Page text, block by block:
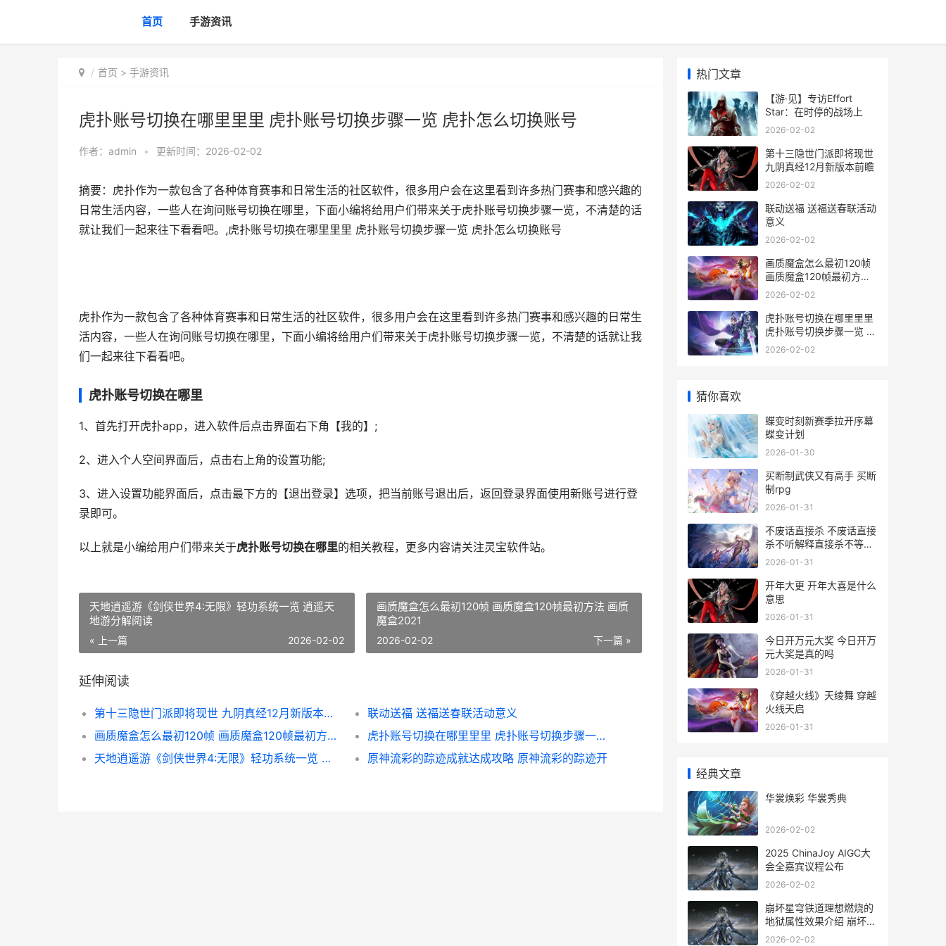
首页 手游资讯
首页 > 手游资讯
虎扑账号切换在哪里里里 虎扑账号切换步骤一览 虎扑怎么切换账号
作者： admin • 更新时间：2026-02-02
摘要：虎扑作为一款包含了各种体育赛事和日常生活的社区软件，很多用户会在这里看到许多热门赛事和感兴趣的
日常生活内容，一些人在询问账号切换在哪里，下面小编将给用户们带来关于虎扑账号切换步骤一览，不清楚的话
就让我们一起来往下看看吧。,虎扑账号切换在哪里里里 虎扑账号切换步骤一览 虎扑怎么切换账号
虎扑作为一款包含了各种体育赛事和日常生活的社区软件，很多用户会在这里看到许多热门赛事和感兴趣的日常生
活内容，一些人在询问账号切换在哪里，下面小编将给用户们带来关于虎扑账号切换步骤一览，不清楚的话就让我
们一起来往下看看吧。
虎扑账号切换在哪里
1、首先打开虎扑app，进入软件后点击界面右下角【我的】;
2、进入个人空间界面后，点击右上角的设置功能;
3、进入设置功能界面后，点击最下方的【退出登录】选项，把当前账号退出后，返回登录界面使用新账号进行登
录即可。
以上就是小编给用户们带来关于虎扑账号切换在哪里的相关教程，更多内容请关注灵宝软件站。
天地逍遥游《剑侠世界4:无限》轻功系统一览 逍遥天
地游分解阅读
« 上一篇 2026-02-02
画质魔盒怎么最初120帧 画质魔盒120帧最初方法 画质
魔盒2021
下一篇 »
2026-02-02
延伸阅读
第十三隐世门派即将现世 九阴真经12月新版本前瞻
联动送福 送福送春联活动意义
画质魔盒怎么最初120帧 画质魔盒120帧最初方法 画质魔盒2021
虎扑账号切换在哪里里里 虎扑账号切换步骤一览 虎扑怎么切换账号
天地逍遥游《剑侠世界4:无限》轻功系统一览 逍遥天地游分解阅读
原神流彩的踪迹成就达成攻略 原神流彩的踪迹开
热门文章
【游·见】专访Effort
Star：在时停的战场上
2026-02-02
第十三隐世门派即将现世
九阴真经12月新版本前瞻
2026-02-02
联动送福 送福送春联活动
意义
2026-02-02
画质魔盒怎么最初120帧
画质魔盒120帧最初方法
画质魔盒2021
2026-02-02
虎扑账号切换在哪里里里
虎扑账号切换步骤一览 虎
扑怎么切换账号
2026-02-02
猜你喜欢
蝶变时刻新赛季拉开序幕
蝶变计划
2026-01-30
买断制武侠又有高手 买断
制rpg
2026-01-31
不废话直接杀 不废话直接
杀不听解释直接杀不等说
话直接杀
2026-01-31
开年大更 开年大喜是什么
意思
2026-01-31
今日开万元大奖 今日开万
元大奖是真的吗
2026-01-31
《穿越火线》天绫舞 穿越
火线天启
2026-01-31
经典文章
华裳焕彩 华裳秀典
2026-02-02
2025 ChinaJoy AIGC大
会全嘉宾议程公布
2026-02-02
崩坏星穹铁道理想燃烧的
地狱属性效果介绍 崩坏星
穹铁道理想燃烧的地狱
2026-02-02